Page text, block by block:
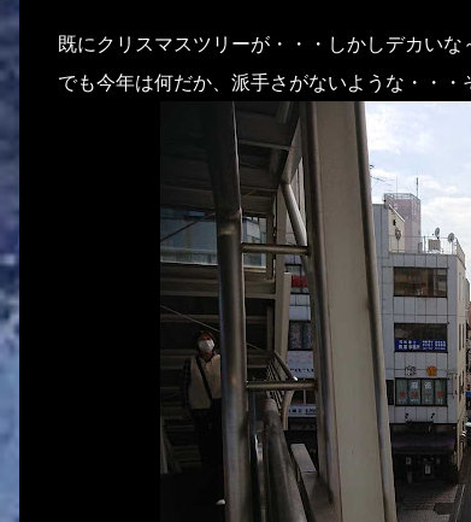
既にクリスマスツリーが・・・しかしデカいな
でも今年は何だか、派手さがないような・・